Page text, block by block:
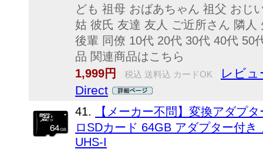
ども 祖母 おばあちゃん 祖父 おじ
姑 彼氏 友達 友人 ご近所さん 隣
後輩 同僚 10代 20代 30代 40代 50
品 関連商品はこちら
1,999円
税込 送料込 カードOK
レビュ
Direct
41.
【メーカー不問】変換アダプ
ロSDカード 64GB アダプター付
UHS-I